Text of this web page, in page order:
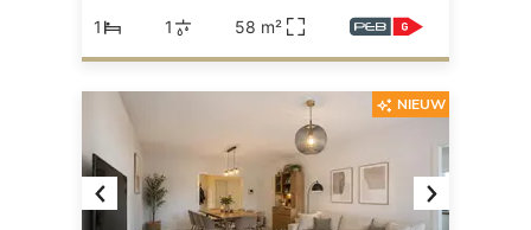
1 1 58 m²
Previous Next
NIEUW